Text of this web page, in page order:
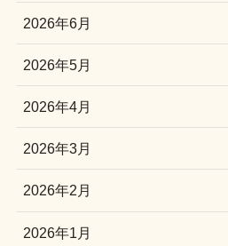
2026年6月
2026年5月
2026年4月
2026年3月
2026年2月
2026年1月